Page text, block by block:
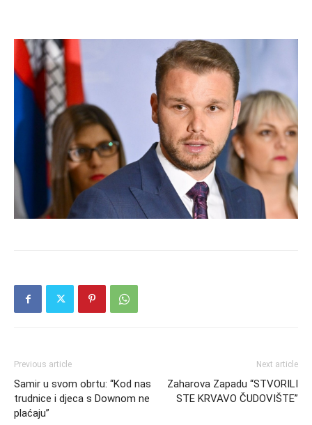
Previous article
Samir u svom obrtu: “Kod nas
trudnice i djeca s Downom ne
plaćaju”
Next article
Zaharova Zapadu “STVORILI
STE KRVAVO ČUDOVIŠTE”